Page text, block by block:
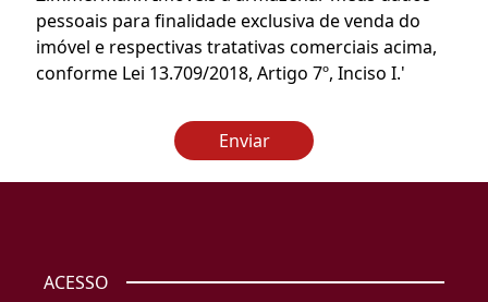
pessoais para finalidade exclusiva de venda do
imóvel e respectivas tratativas comerciais acima,
conforme Lei 13.709/2018, Artigo 7º, Inciso I.'
Enviar
ACESSO